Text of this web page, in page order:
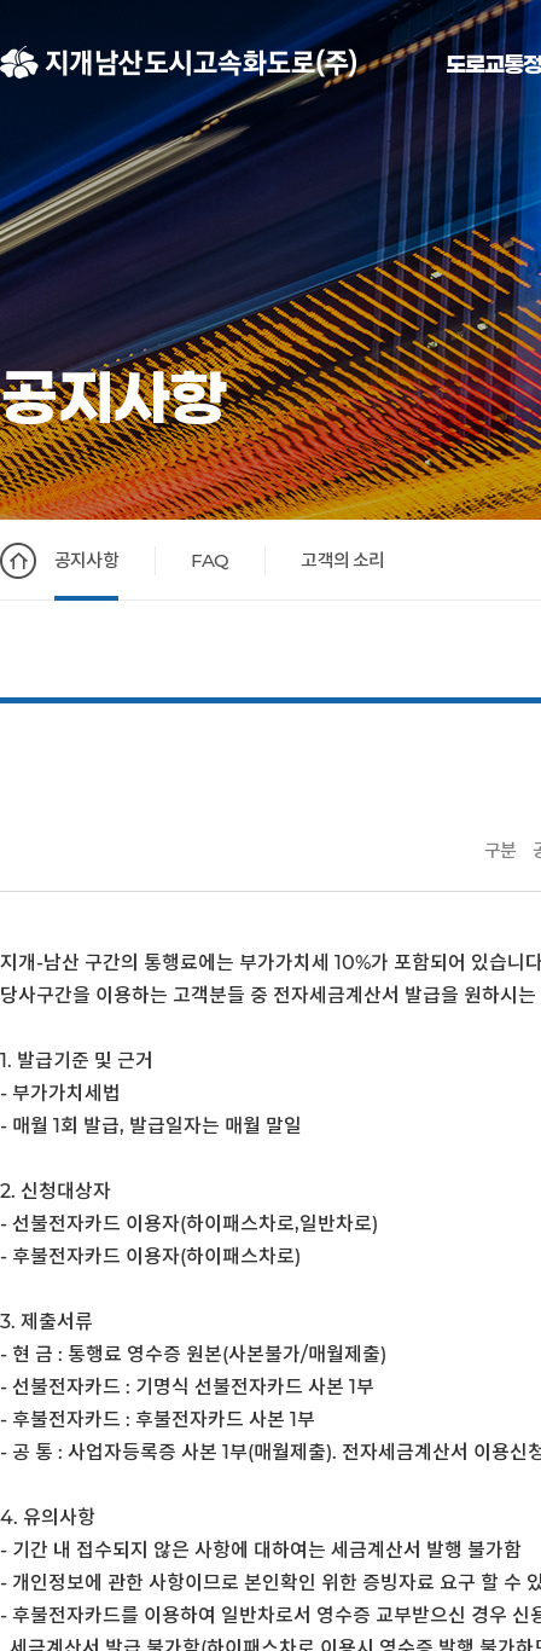
도로교통
공지사항
공지사항 FAQ 고객의 소리
구분
지개-남산 구간의 통행료에는 부가가치세 10%가 포함되어 있습니
당사구간을 이용하는 고객분들 중 전자세금계산서 발급을 원하시
1. 발급기준 및 근거
- 부가가치세법
- 매월 1회 발급, 발급일자는 매월 말일
2. 신청대상자
- 선불전자카드 이용자(하이패스차로,일반차로)
- 후불전자카드 이용자(하이패스차로)
3. 제출서류
- 현 금 : 통행료 영수증 원본(사본불가/매월제출)
- 선불전자카드 : 기명식 선불전자카드 사본 1부
- 후불전자카드 : 후불전자카드 사본 1부
- 공 통 : 사업자등록증 사본 1부(매월제출). 전자세금계산서 이용신
4. 유의사항
- 기간 내 접수되지 않은 사항에 대하여는 세금계산서 발행 불가함
- 개인정보에 관한 사항이므로 본인확인 위한 증빙자료 요구 할 수
- 후불전자카드를 이용하여 일반차로서 영수증 교부받으신 경우 신